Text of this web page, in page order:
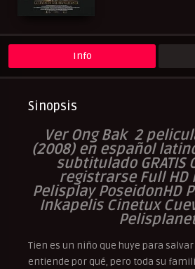
Info
Sinopsis
Ver Ong Bak 2
(2008) en español
subtitulado GRATIS
registrarse Full HD
Pelisplay PoseidonHD
Inkapelis Cinetux
Tien es un niño que huye para salvar
entiende por qué, pero toda su